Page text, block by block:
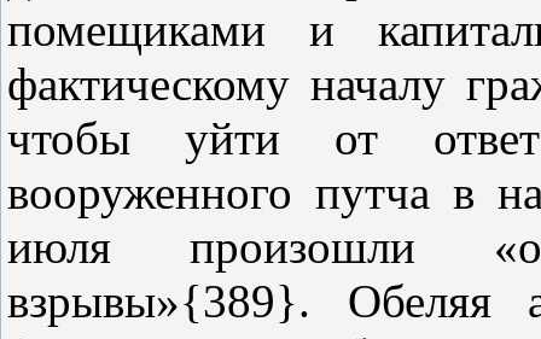
помещиками и
фактическому началу
чтобы уйти от
вооруженного путча в
июля произошли
взрывы»{389}. Обеляя